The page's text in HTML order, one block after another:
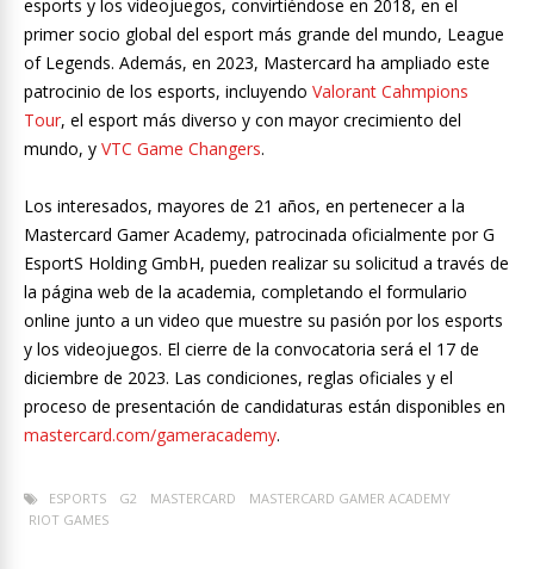
esports y los videojuegos, convirtiéndose en 2018, en el
primer socio global del esport más grande del mundo, League
of Legends. Además, en 2023, Mastercard ha ampliado este
patrocinio de los esports, incluyendo Valorant Cahmpions
Tour, el esport más diverso y con mayor crecimiento del
mundo, y VTC Game Changers.
Los interesados, mayores de 21 años, en pertenecer a la
Mastercard Gamer Academy, patrocinada oficialmente por G
EsportS Holding GmbH, pueden realizar su solicitud a través de
la página web de la academia, completando el formulario
online junto a un video que muestre su pasión por los esports
y los videojuegos. El cierre de la convocatoria será el 17 de
diciembre de 2023. Las condiciones, reglas oficiales y el
proceso de presentación de candidaturas están disponibles en
mastercard.com/gameracademy.
ESPORTS G2 MASTERCARD
MASTERCARD GAMER ACADEMY
RIOT GAMES